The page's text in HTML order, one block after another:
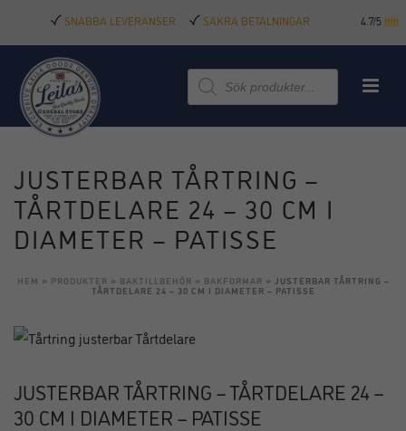
SNABBA LEVERANSER SÄKRA BETALNINGAR 4.7/5
Produktsökning
JUSTERBAR TÅRTRING –
TÅRTDELARE 24 – 30 CM I
DIAMETER – PATISSE
HEM » PRODUKTER » BAKTILLBEHÖR » BAKFORMAR » JUSTERBAR TÅRTRING –
TÅRTDELARE 24 – 30 CM I DIAMETER – PATISSE
JUSTERBAR TÅRTRING – TÅRTDELARE 24 –
30 CM I DIAMETER – PATISSE